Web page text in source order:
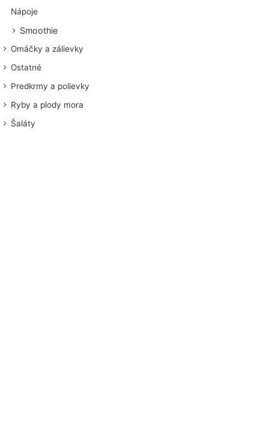
Nápoje
Smoothie
Omáčky a zálievky
Ostatné
Predkrmy a polievky
Ryby a plody mora
Šaláty